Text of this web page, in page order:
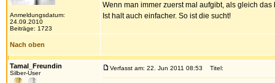
Anmeldungsdatum:
24.09.2010
Beiträge: 1723
Wenn man immer zuerst mal aufgibt, als gleich
Ist halt auch einfacher. So ist die sucht!
Nach oben
Tamal_Freundin
Silber-User
Verfasst am: 22. Jun 2011 08:53 Titel: